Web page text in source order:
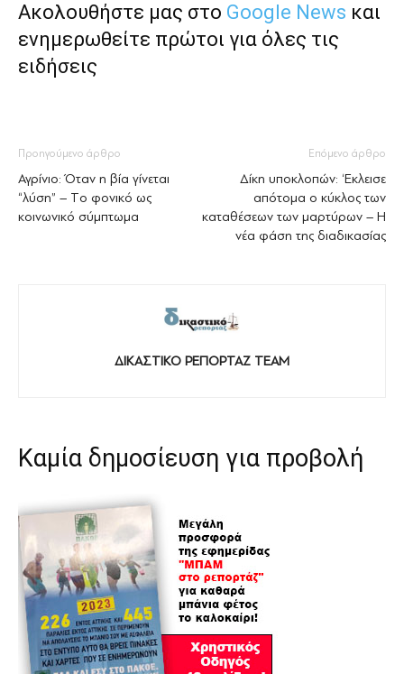
Ακολουθήστε μας στο Google News και
ενημερωθείτε πρώτοι για όλες τις
ειδήσεις
Προηγούμενο άρθρο
Αγρίνιο: Όταν η βία γίνεται
“λύση” – Tο φονικό ως
κοινωνικό σύμπτωμα
Επόμενο άρθρο
Δίκη υποκλοπών: ‘Εκλεισε
απότομα ο κύκλος των
καταθέσεων των μαρτύρων – Η
νέα φάση της διαδικασίας
ΔΙΚΑΣΤΙΚΟ ΡΕΠΟΡΤΑΖ TEAM
Καμία δημοσίευση για προβολή